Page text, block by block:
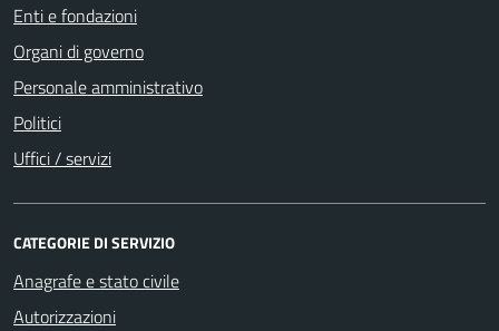
Enti e fondazioni
Organi di governo
Personale amministrativo
Politici
Uffici / servizi
CATEGORIE DI SERVIZIO
Anagrafe e stato civile
Autorizzazioni